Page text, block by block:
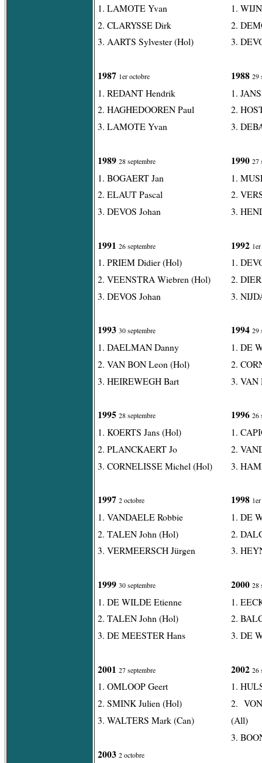
1. LAMOTE Yvan
2. CLARYSSE Dirk
3. AARTS Sylvester (Hol)
1987 1er octobre
1. REDANT Hendrik
2. HAGHEDOOREN Paul
3. LAMOTE Yvan
1989 28 septembre
1. BOGAERT Jan
2. ELAUT Pascal
3. DEVOS Johan
1991 26 septembre
1. PRIEM Didier (Hol)
2. VEENSTRA Wiebren (Hol)
3. DEVOS Johan
1993 30 septembre
1. DAELMAN Danny
2. VAN BON Leon (Hol)
3. HEIREWEGH Bart
1995 28 septembre
1. KOERTS Jans (Hol)
2. PLANCKAERT Jo
3. CORNELISSE Michel (Hol)
1997 2 octobre
1. VANDAELE Robbie
2. TALEN John (Hol)
3. VERMEERSCH Jürgen
1999 30 septembre
1. DE WILDE Etienne
2. TALEN John (Hol)
3. DE MEESTER Hans
2001 27 septembre
1. OMLOOP Geert
2. SMINK Julien (Hol)
3. WALTERS Mark (Can)
2003 2 octobre
1.
2.
3.
1988 29
1.
2.
3.
1990 27
1.
2.
3.
1992
1.
2.
3.
1994 29
1. DE
2.
3. VAN
1996 26
1.
2.
3.
1998
1. DE
2.
3.
2000 28
1.
2.
3. DE
2002 26
1.
2.
(All)
3.